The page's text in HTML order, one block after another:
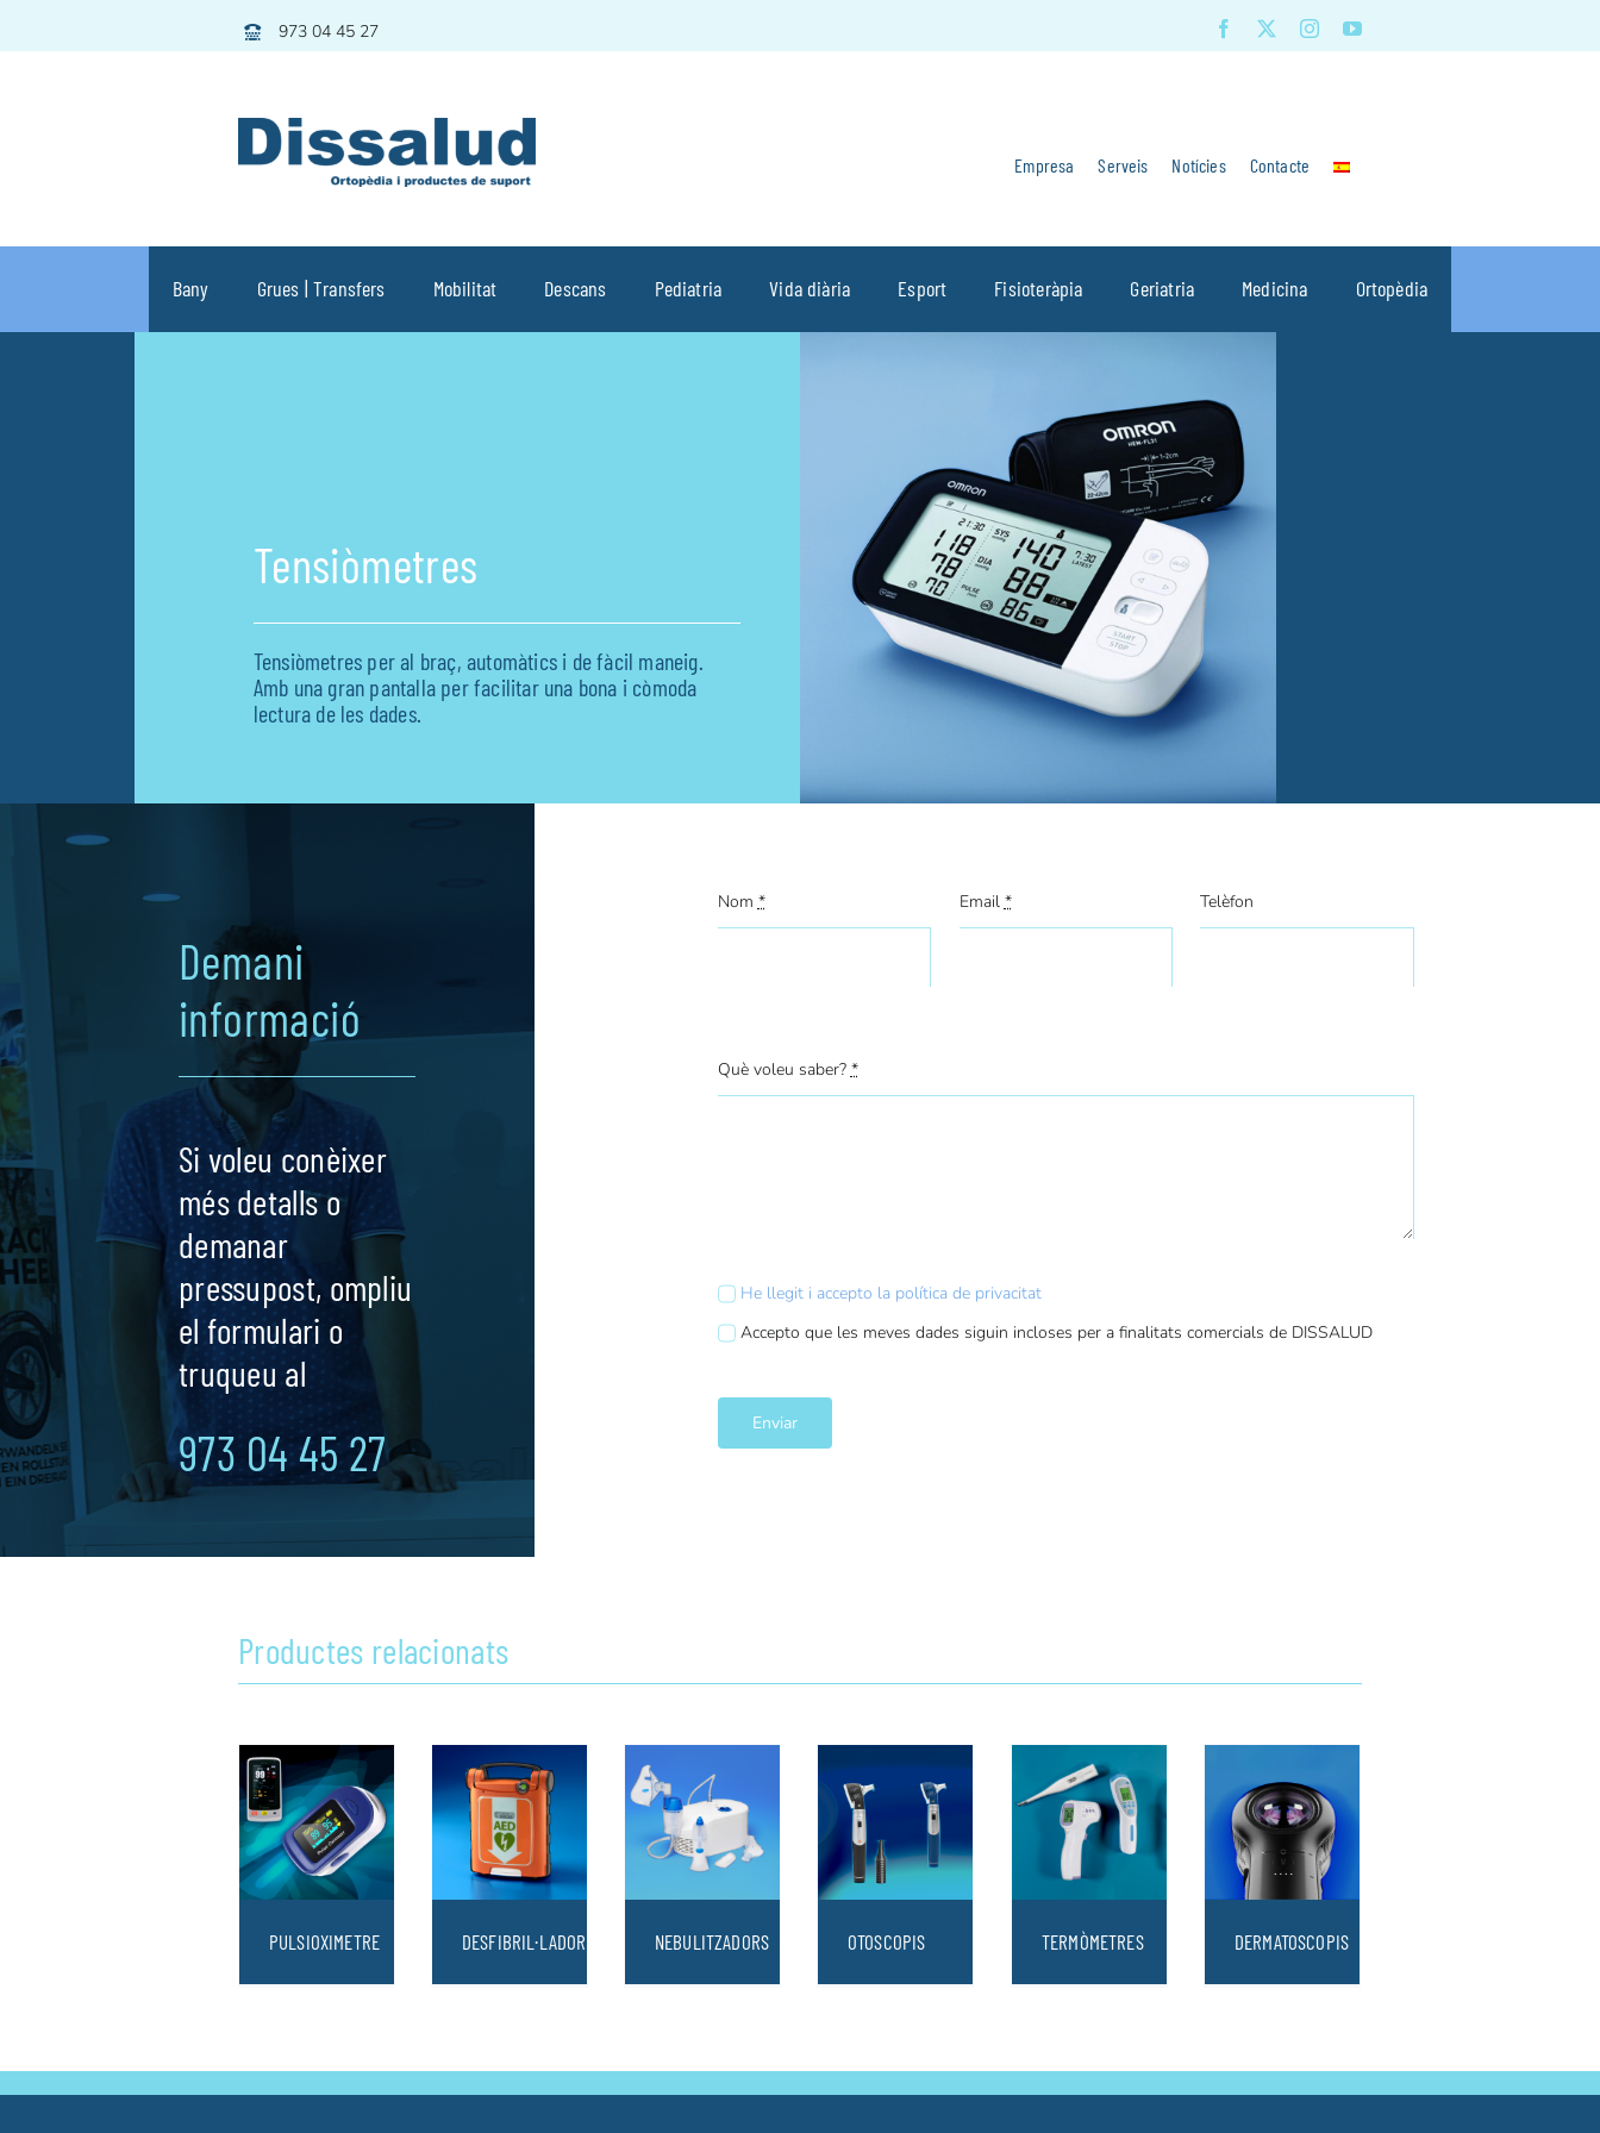
to
973 04 45 27
Empresa Serveis Notícies Contacte
Bany Grues | Transfers Mobilitat Descans Pediatria Vida diària Esport Fisioteràpia Geriatria Medicina Ortopèdia
Tensiòmetres
Tensiòmetres per al braç, automàtics i de fàcil maneig.
Amb una gran pantalla per facilitar una bona i còmoda
lectura de les dades.
Demani
informació
Si voleu conèixer
més detalls o
demanar
pressupost, ompliu
el formulari o
truqueu al
973 04 45 27
Nom * Email * Telèfon
Què voleu saber? *
He llegit i accepto la política de privacitat
Accepto que les meves dades siguin incloses per a finalitats comercials de DISSALUD
Enviar
Productes relacionats
PULSIOXIMETRE DESFIBRIL·LADORS NEBULITZADORS OTOSCOPIS TERMÒMETRES DERMATOSCOPIS